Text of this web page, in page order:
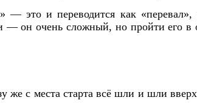
— это и переводится как
он очень сложный, но пройти его
же с места старта всё шли и шли